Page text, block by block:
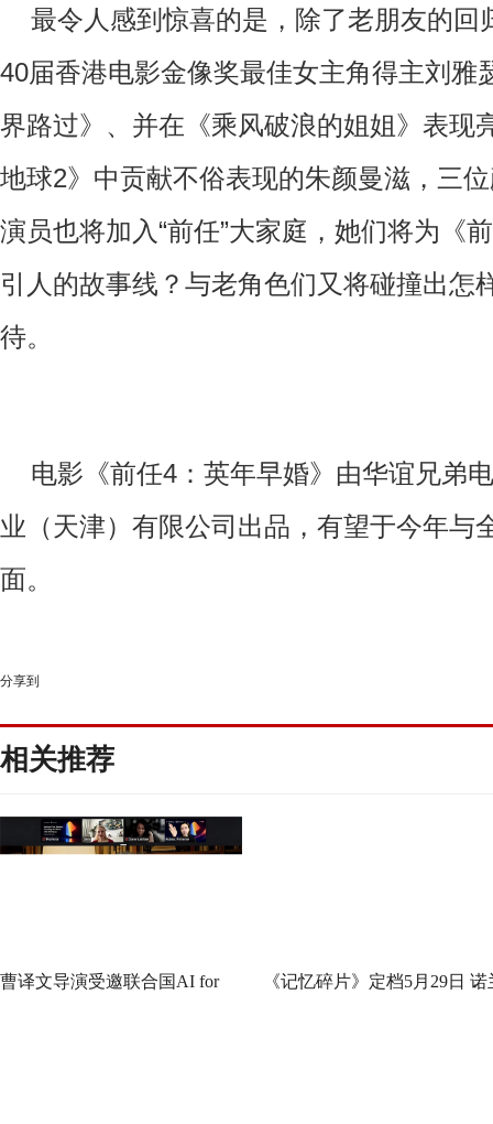
最令人感到惊喜的是，除了老朋友的回
40届香港电影金像奖最佳女主角得主刘雅
界路过》、并在《乘风破浪的姐姐》表现
地球2》中贡献不俗表现的朱颜曼滋，三
演员也将加入“前任”大家庭，她们将为《
引人的故事线？与老角色们又将碰撞出怎
待。
电影《前任4 ：英年早婚》由华谊兄弟
业（天津）有限公司 出品 ，有望于今年与
面。
分享到
相关推荐
曹译文导演受邀联合国AI for 《记忆碎片》定档5月29日 诺